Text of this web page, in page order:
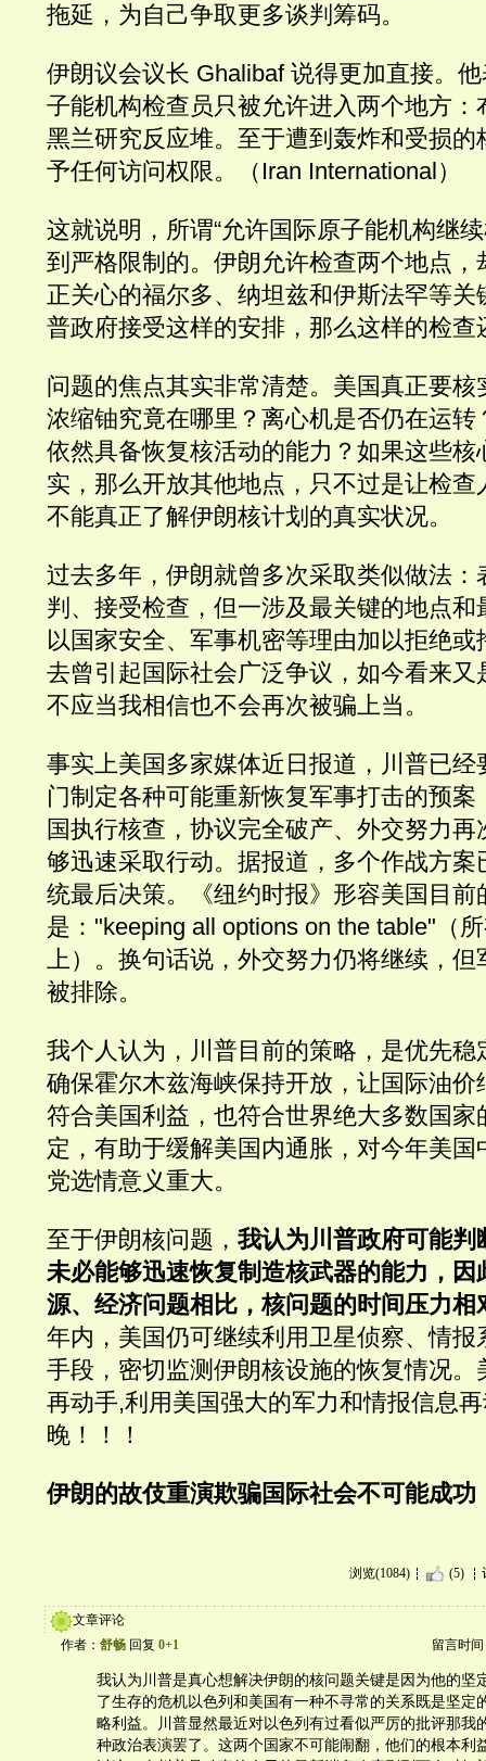
拖延，为自己争取更多谈判筹码。
伊朗议会议长 Ghalibaf 说得更加直接。
子能机构检查员只被允许进入两个地方：
黑兰研究反应堆。至于遭到轰炸和受损的
予任何访问权限。（Iran International）
这就说明，所谓“允许国际原子能机构继
到严格限制的。伊朗允许检查两个地点，
正关心的福尔多、纳坦兹和伊斯法罕等关
普政府接受这样的安排，那么这样的检查
问题的焦点其实非常清楚。美国真正要核
浓缩铀究竟在哪里？离心机是否仍在运转
依然具备恢复核活动的能力？如果这些核
实，那么开放其他地点，只不过是让检查
不能真正了解伊朗核计划的真实状况。
过去多年，伊朗就曾多次采取类似做法：
判、接受检查，但一涉及最关键的地点和
以国家安全、军事机密等理由加以拒绝或
去曾引起国际社会广泛争议，如今看来又
不应当我相信也不会再次被骗上当。
事实上美国多家媒体近日报道，川普已经
门制定各种可能重新恢复军事打击的预案
国执行核查，协议完全破产、外交努力
够迅速采取行动。据报道，多个作战方案
统最后决策。《纽约时报》形容美国目前
是："keeping all options on the table"（
上）。换句话说，外交努力仍将继续，但
被排除。
我个人认为，川普目前的策略，是优先稳
确保霍尔木兹海峡保持开放，让国际油价
符合美国利益，也符合世界绝大多数国家
定，有助于缓解美国内通胀，对今年美国
党选情意义重大。
至于伊朗核问题， 我认为川普政府可能判
未必能够迅速恢复制造核武器的能力，因
源、经济问题相比，核问题的时间压力相
年内，美国仍可继续利用卫星侦察、情报
手段，密切监测伊朗核设施的恢复情况。
再动手,利用美国强大的军力和情报信息
晚！！！
伊朗的故伎重演欺骗国际社会不可能成功
浏览(1084) (5)
文章评论
作者： 舒畅 回复 0+1 留言时间
我认为川普是真心想解决伊朗的核问题关键是因为他的坚
了生存的危机以色列和美国有一种不寻常的关系既是坚定
略利益。川普显然最近对以色列有过看似严厉的批评那我
种政治表演罢了。这两个国家不可能闹翻，他们的根本利